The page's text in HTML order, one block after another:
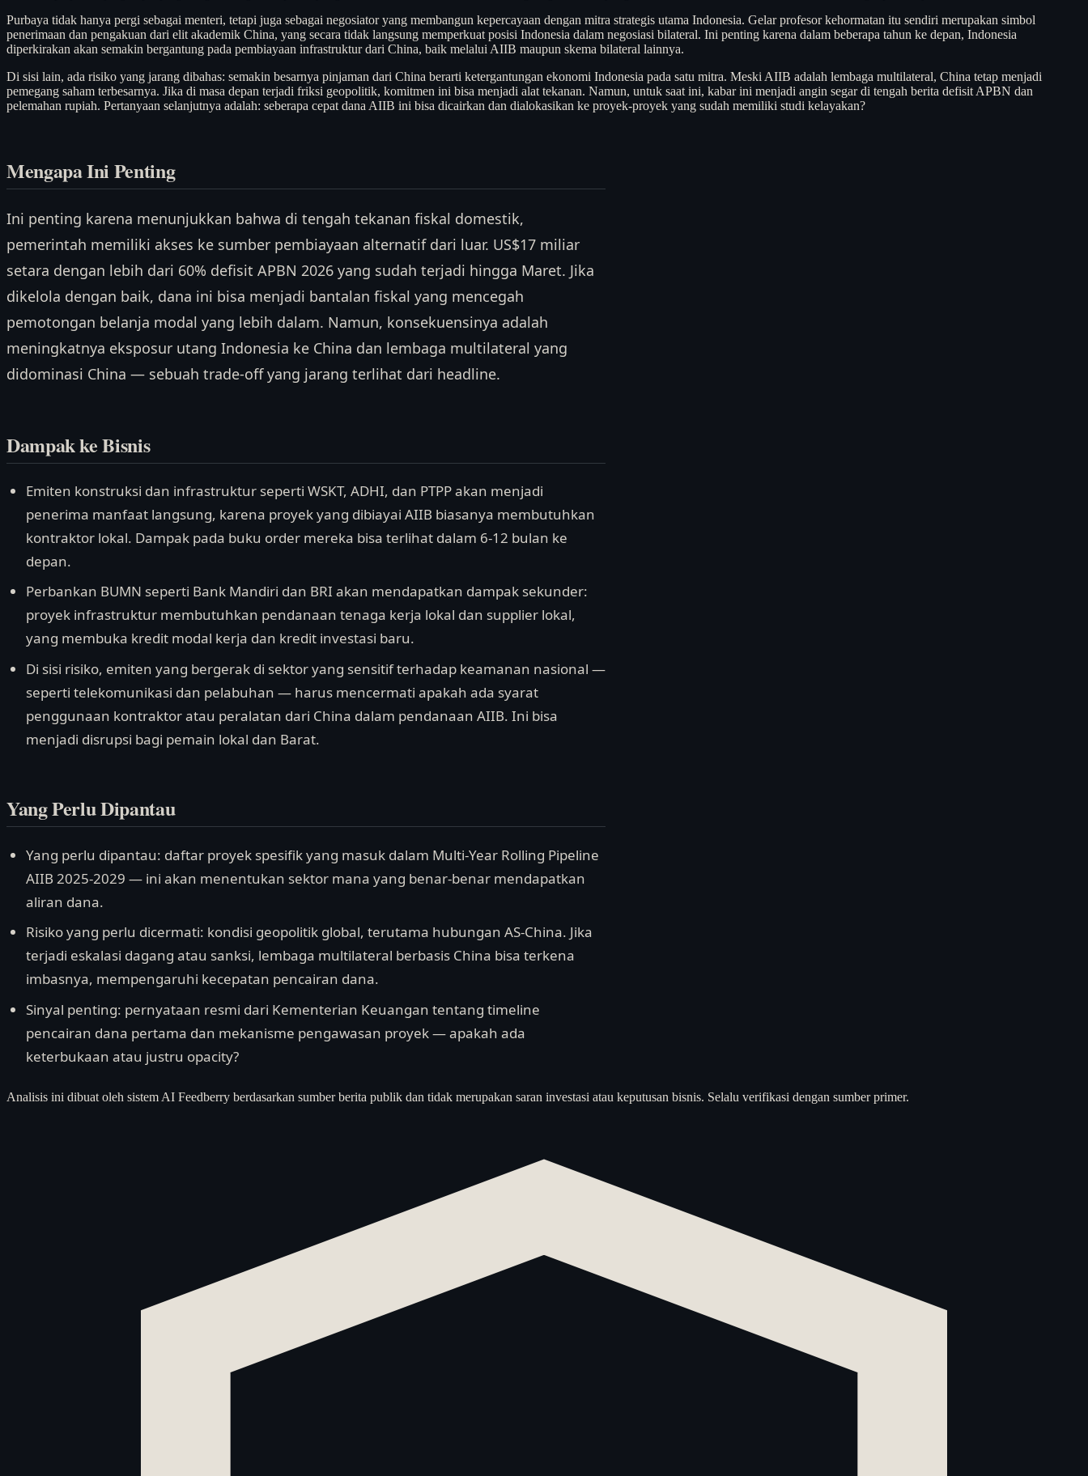
Purbaya tidak hanya pergi sebagai menteri, tetapi juga sebagai negosiator yang membangun kepercayaan dengan mitra strategis utama Indonesia. Gelar profesor kehormatan itu sendiri merupakan simbol
penerimaan dan pengakuan dari elit akademik China, yang secara tidak langsung memperkuat posisi Indonesia dalam negosiasi bilateral. Ini penting karena dalam beberapa tahun ke depan, Indonesia
diperkirakan akan semakin bergantung pada pembiayaan infrastruktur dari China, baik melalui AIIB maupun skema bilateral lainnya.
Di sisi lain, ada risiko yang jarang dibahas: semakin besarnya pinjaman dari China berarti ketergantungan ekonomi Indonesia pada satu mitra. Meski AIIB adalah lembaga multilateral, China tetap menjadi
pemegang saham terbesarnya. Jika di masa depan terjadi friksi geopolitik, komitmen ini bisa menjadi alat tekanan. Namun, untuk saat ini, kabar ini menjadi angin segar di tengah berita defisit APBN dan
pelemahan rupiah. Pertanyaan selanjutnya adalah: seberapa cepat dana AIIB ini bisa dicairkan dan dialokasikan ke proyek-proyek yang sudah memiliki studi kelayakan?
Mengapa Ini Penting
Ini penting karena menunjukkan bahwa di tengah tekanan fiskal domestik,
pemerintah memiliki akses ke sumber pembiayaan alternatif dari luar. US$17 miliar
setara dengan lebih dari 60% defisit APBN 2026 yang sudah terjadi hingga Maret. Jika
dikelola dengan baik, dana ini bisa menjadi bantalan fiskal yang mencegah
pemotongan belanja modal yang lebih dalam. Namun, konsekuensinya adalah
meningkatnya eksposur utang Indonesia ke China dan lembaga multilateral yang
didominasi China — sebuah trade-off yang jarang terlihat dari headline.
Dampak ke Bisnis
Emiten konstruksi dan infrastruktur seperti WSKT, ADHI, dan PTPP akan menjadi
penerima manfaat langsung, karena proyek yang dibiayai AIIB biasanya membutuhkan
kontraktor lokal. Dampak pada buku order mereka bisa terlihat dalam 6-12 bulan ke
depan.
Perbankan BUMN seperti Bank Mandiri dan BRI akan mendapatkan dampak sekunder:
proyek infrastruktur membutuhkan pendanaan tenaga kerja lokal dan supplier lokal,
yang membuka kredit modal kerja dan kredit investasi baru.
Di sisi risiko, emiten yang bergerak di sektor yang sensitif terhadap keamanan nasional —
seperti telekomunikasi dan pelabuhan — harus mencermati apakah ada syarat
penggunaan kontraktor atau peralatan dari China dalam pendanaan AIIB. Ini bisa
menjadi disrupsi bagi pemain lokal dan Barat.
Yang Perlu Dipantau
Yang perlu dipantau: daftar proyek spesifik yang masuk dalam Multi-Year Rolling Pipeline
AIIB 2025-2029 — ini akan menentukan sektor mana yang benar-benar mendapatkan
aliran dana.
Risiko yang perlu dicermati: kondisi geopolitik global, terutama hubungan AS-China. Jika
terjadi eskalasi dagang atau sanksi, lembaga multilateral berbasis China bisa terkena
imbasnya, mempengaruhi kecepatan pencairan dana.
Sinyal penting: pernyataan resmi dari Kementerian Keuangan tentang timeline
pencairan dana pertama dan mekanisme pengawasan proyek — apakah ada
keterbukaan atau justru opacity?
Analisis ini dibuat oleh sistem AI Feedberry berdasarkan sumber berita publik dan tidak merupakan saran investasi atau keputusan bisnis. Selalu verifikasi dengan sumber primer.